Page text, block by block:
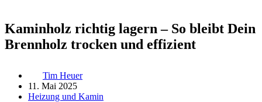
Kaminholz richtig lagern – So bleibt Dein
Brennholz trocken und effizient
Tim Heuer
11. Mai 2025
Heizung und Kamin